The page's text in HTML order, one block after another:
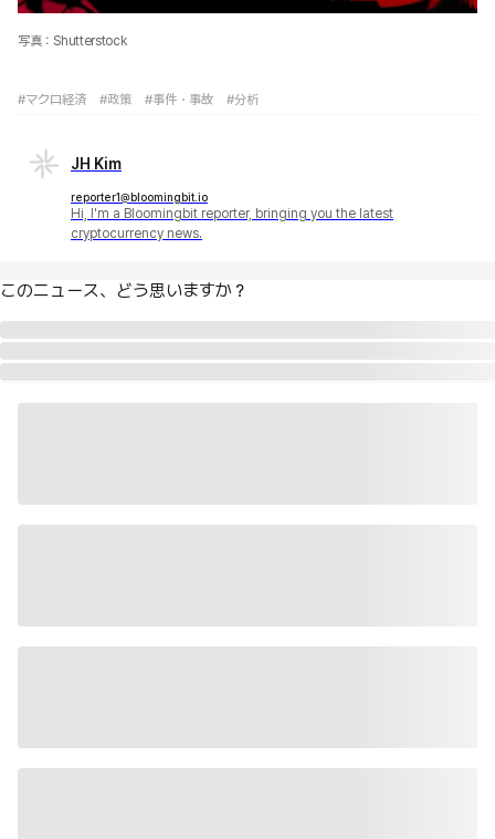
写真：Shutterstock
#マクロ経済 #政策 #事件・事故 #分析
JH Kim
reporter1@bloomingbit.io
Hi, I'm a Bloomingbit reporter, bringing you the latest
cryptocurrency news.
このニュース、どう思いますか？